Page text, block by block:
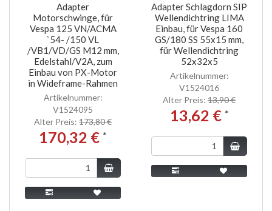
Adapter
Motorschwinge, für
Vespa 125 VN/ACMA
`54- /150 VL
/VB1/VD/GS M12 mm,
Edelstahl/V2A, zum
Einbau von PX-Motor
in Wideframe-Rahmen
Artikelnummer:
V1524095
Alter Preis: 173,80 €
170,32 € *
Adapter Schlagdorn SIP
Wellendichtring LIMA
Einbau, für Vespa 160
GS/180 SS 55x15 mm,
für Wellendichtring
52x32x5
Artikelnummer:
V1524016
Alter Preis: 13,90 €
13,62 € *